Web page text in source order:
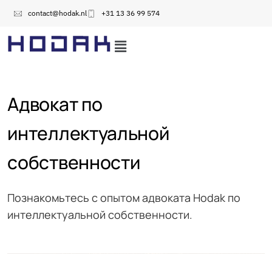
contact@hodak.nl +31 13 36 99 574
Адвокат по
интеллектуальной
собственности
Познакомьтесь с опытом адвоката Hodak по
интеллектуальной собственности.